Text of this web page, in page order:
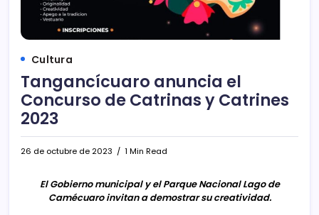
Cultura
Tangancícuaro anuncia el
Concurso de Catrinas y Catrines
2023
26 de octubre de 2023 1 Min Read
El Gobierno municipal y el Parque Nacional Lago de
Camécuaro invitan a demostrar su creatividad.